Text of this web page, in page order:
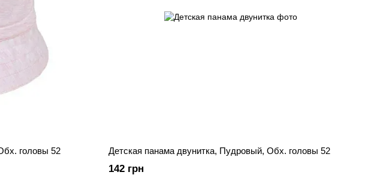
головы 52 Детская панама двунитка, Пудровый, Обх. головы 52
142 грн